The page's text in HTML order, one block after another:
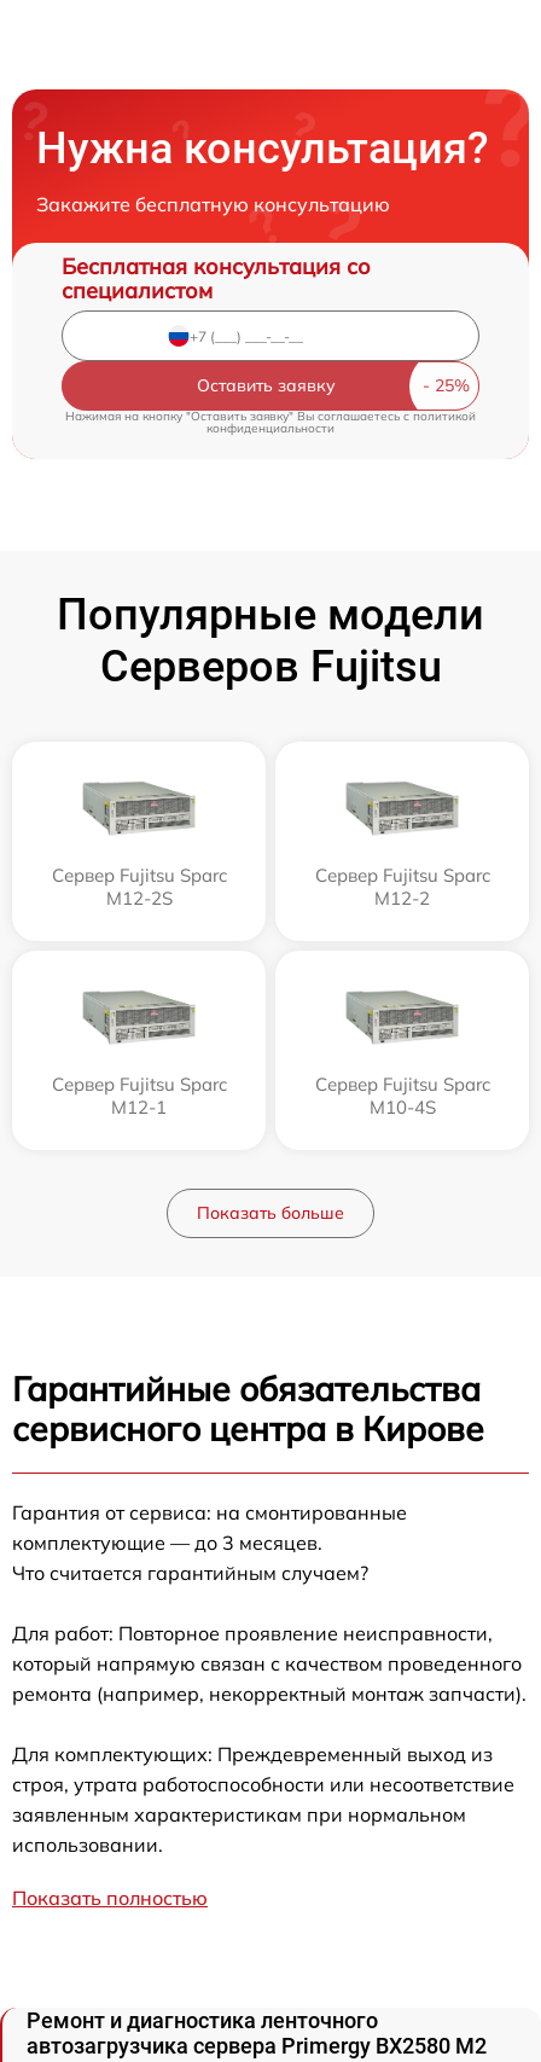
Нужна консультация?
Закажите бесплатную консультацию
Бесплатная консультация со
специалистом
Оставить заявку
Нажимая на кнопку "Оставить заявку" Вы соглашаетесь cполитикой
конфиденциальности
Популярные модели
Серверов Fujitsu
Сервер Fujitsu Sparc
M12-2S
Сервер Fujitsu Sparc
M12-2
Сервер Fujitsu Sparc
M12-1
Сервер Fujitsu Sparc
M10-4S
Показать больше
Гарантийные обязательства
сервисного центра в Кирове
Гарантия от сервиса: на смонтированные
комплектующие — до 3 месяцев.
Что считается гарантийным случаем?
Для работ: Повторное проявление неисправности,
который напрямую связан с качеством проведенного
ремонта (например, некорректный монтаж запчасти).
Для комплектующих: Преждевременный выход из
строя, утрата работоспособности или несоответствие
заявленным характеристикам при нормальном
использовании.
Показать полностью
Ремонт и диагностика ленточного
автозагрузчика сервера Primergy BX2580 M2